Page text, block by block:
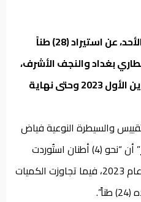
أعلنت وزارة التخطيط، اليوم الأحد، عن استيراد (28) طناً
بغداد والنجف الأشرف،
خلال المدة الممتدة من تشرين الأول 2023 وحتى نهاية
والسيطرة النوعية فياض
” أن “نحو (4) أطنان استُوردت
خلال الأشهر الثلاثة الأخيرة من عام 2023، فيما تجاوزت الكميات